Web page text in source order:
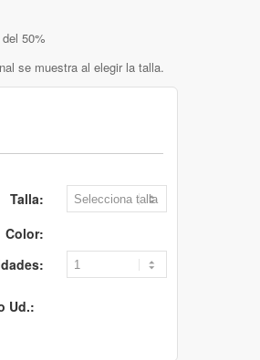
50%
se muestra al elegir la talla.
Talla:
Color:
Ud.: